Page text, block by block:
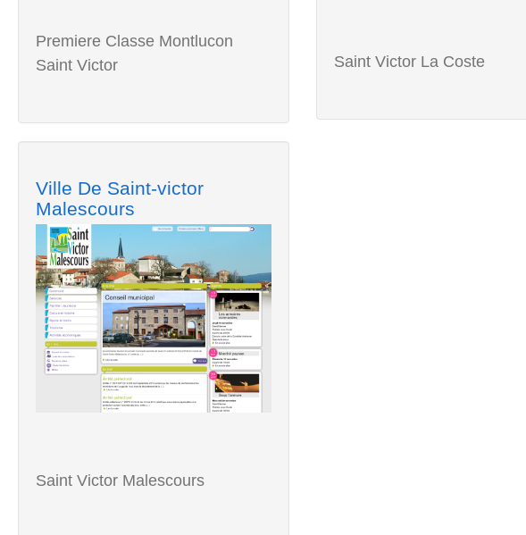
Premiere Classe Montlucon
Saint Victor
Saint Victor La Coste
Ville De Saint-victor
Malescours
Saint Victor Malescours